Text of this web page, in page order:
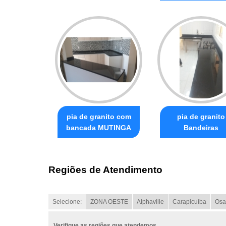
pia de granito com
bancada MUTINGA
pia de granito
Bandeiras
Regiões de Atendimento
Selecione: ZONA OESTE Alphaville Carapicuíba